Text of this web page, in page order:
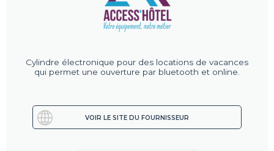
Cylindre électronique pour des locations de vacances
qui permet une ouverture par bluetooth et online.
VOIR LE SITE DU FOURNISSEUR